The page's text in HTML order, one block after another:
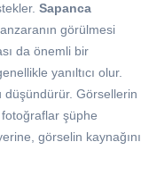
Sapanca
görülmesi
da önemli bir
yanıltıcı olur.
düşündürür. Görsellerin
fotoğraflar şüphe
görselin kaynağını